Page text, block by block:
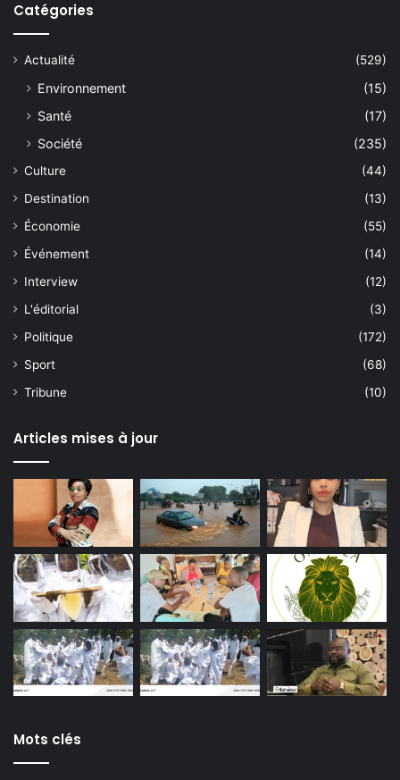
Catégories
Actualité (529)
Environnement
(15)
Santé
(17)
Société
(235)
Culture
(44)
Destination
(13)
Économie
(55)
Événement
(14)
Interview
(12)
L'éditorial
(3)
Politique
(172)
Sport
(68)
Tribune
(10)
Articles mises à jour
Mots clés